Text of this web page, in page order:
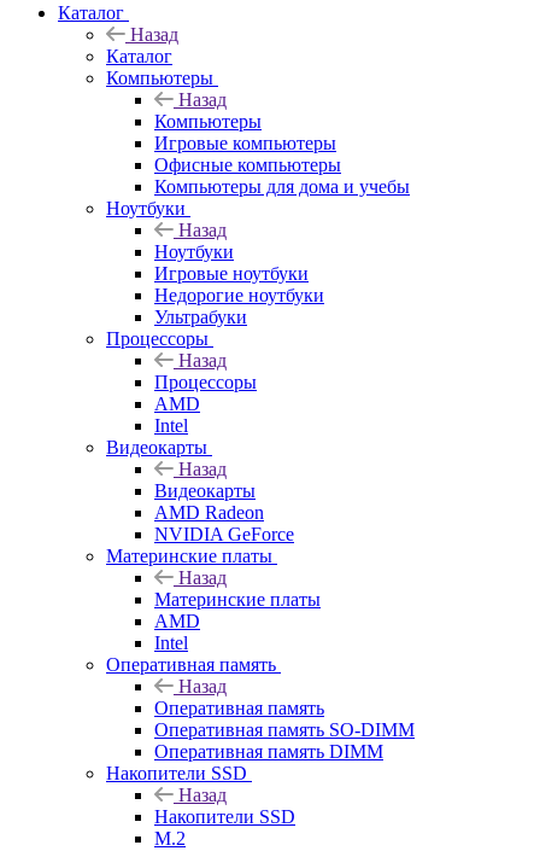
Каталог
Назад
Каталог
Компьютеры
Назад
Компьютеры
Игровые компьютеры
Офисные компьютеры
Компьютеры для дома и учебы
Ноутбуки
Назад
Ноутбуки
Игровые ноутбуки
Недорогие ноутбуки
Ультрабуки
Процессоры
Назад
Процессоры
AMD
Intel
Видеокарты
Назад
Видеокарты
AMD Radeon
NVIDIA GeForce
Материнские платы
Назад
Материнские платы
AMD
Intel
Оперативная память
Назад
Оперативная память
Оперативная память SO-DIMM
Оперативная память DIMM
Накопители SSD
Назад
Накопители SSD
M.2